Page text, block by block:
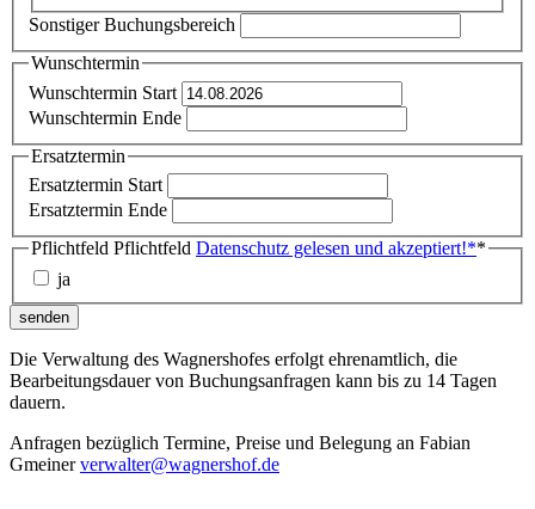
Sonstiger Buchungsbereich
Wunschtermin
Wunschtermin Start
Wunschtermin Ende
Ersatztermin
Ersatztermin Start
Ersatztermin Ende
Pflichtfeld Pflichtfeld Datenschutz gelesen und akzeptiert!**
ja
senden
Die Verwaltung des Wagnershofes erfolgt ehrenamtlich, die
Bearbeitungsdauer von Buchungsanfragen kann bis zu 14 Tagen
dauern.
Anfragen bezüglich Termine, Preise und Belegung an Fabian
Gmeinerverwalter@wagnershof.de